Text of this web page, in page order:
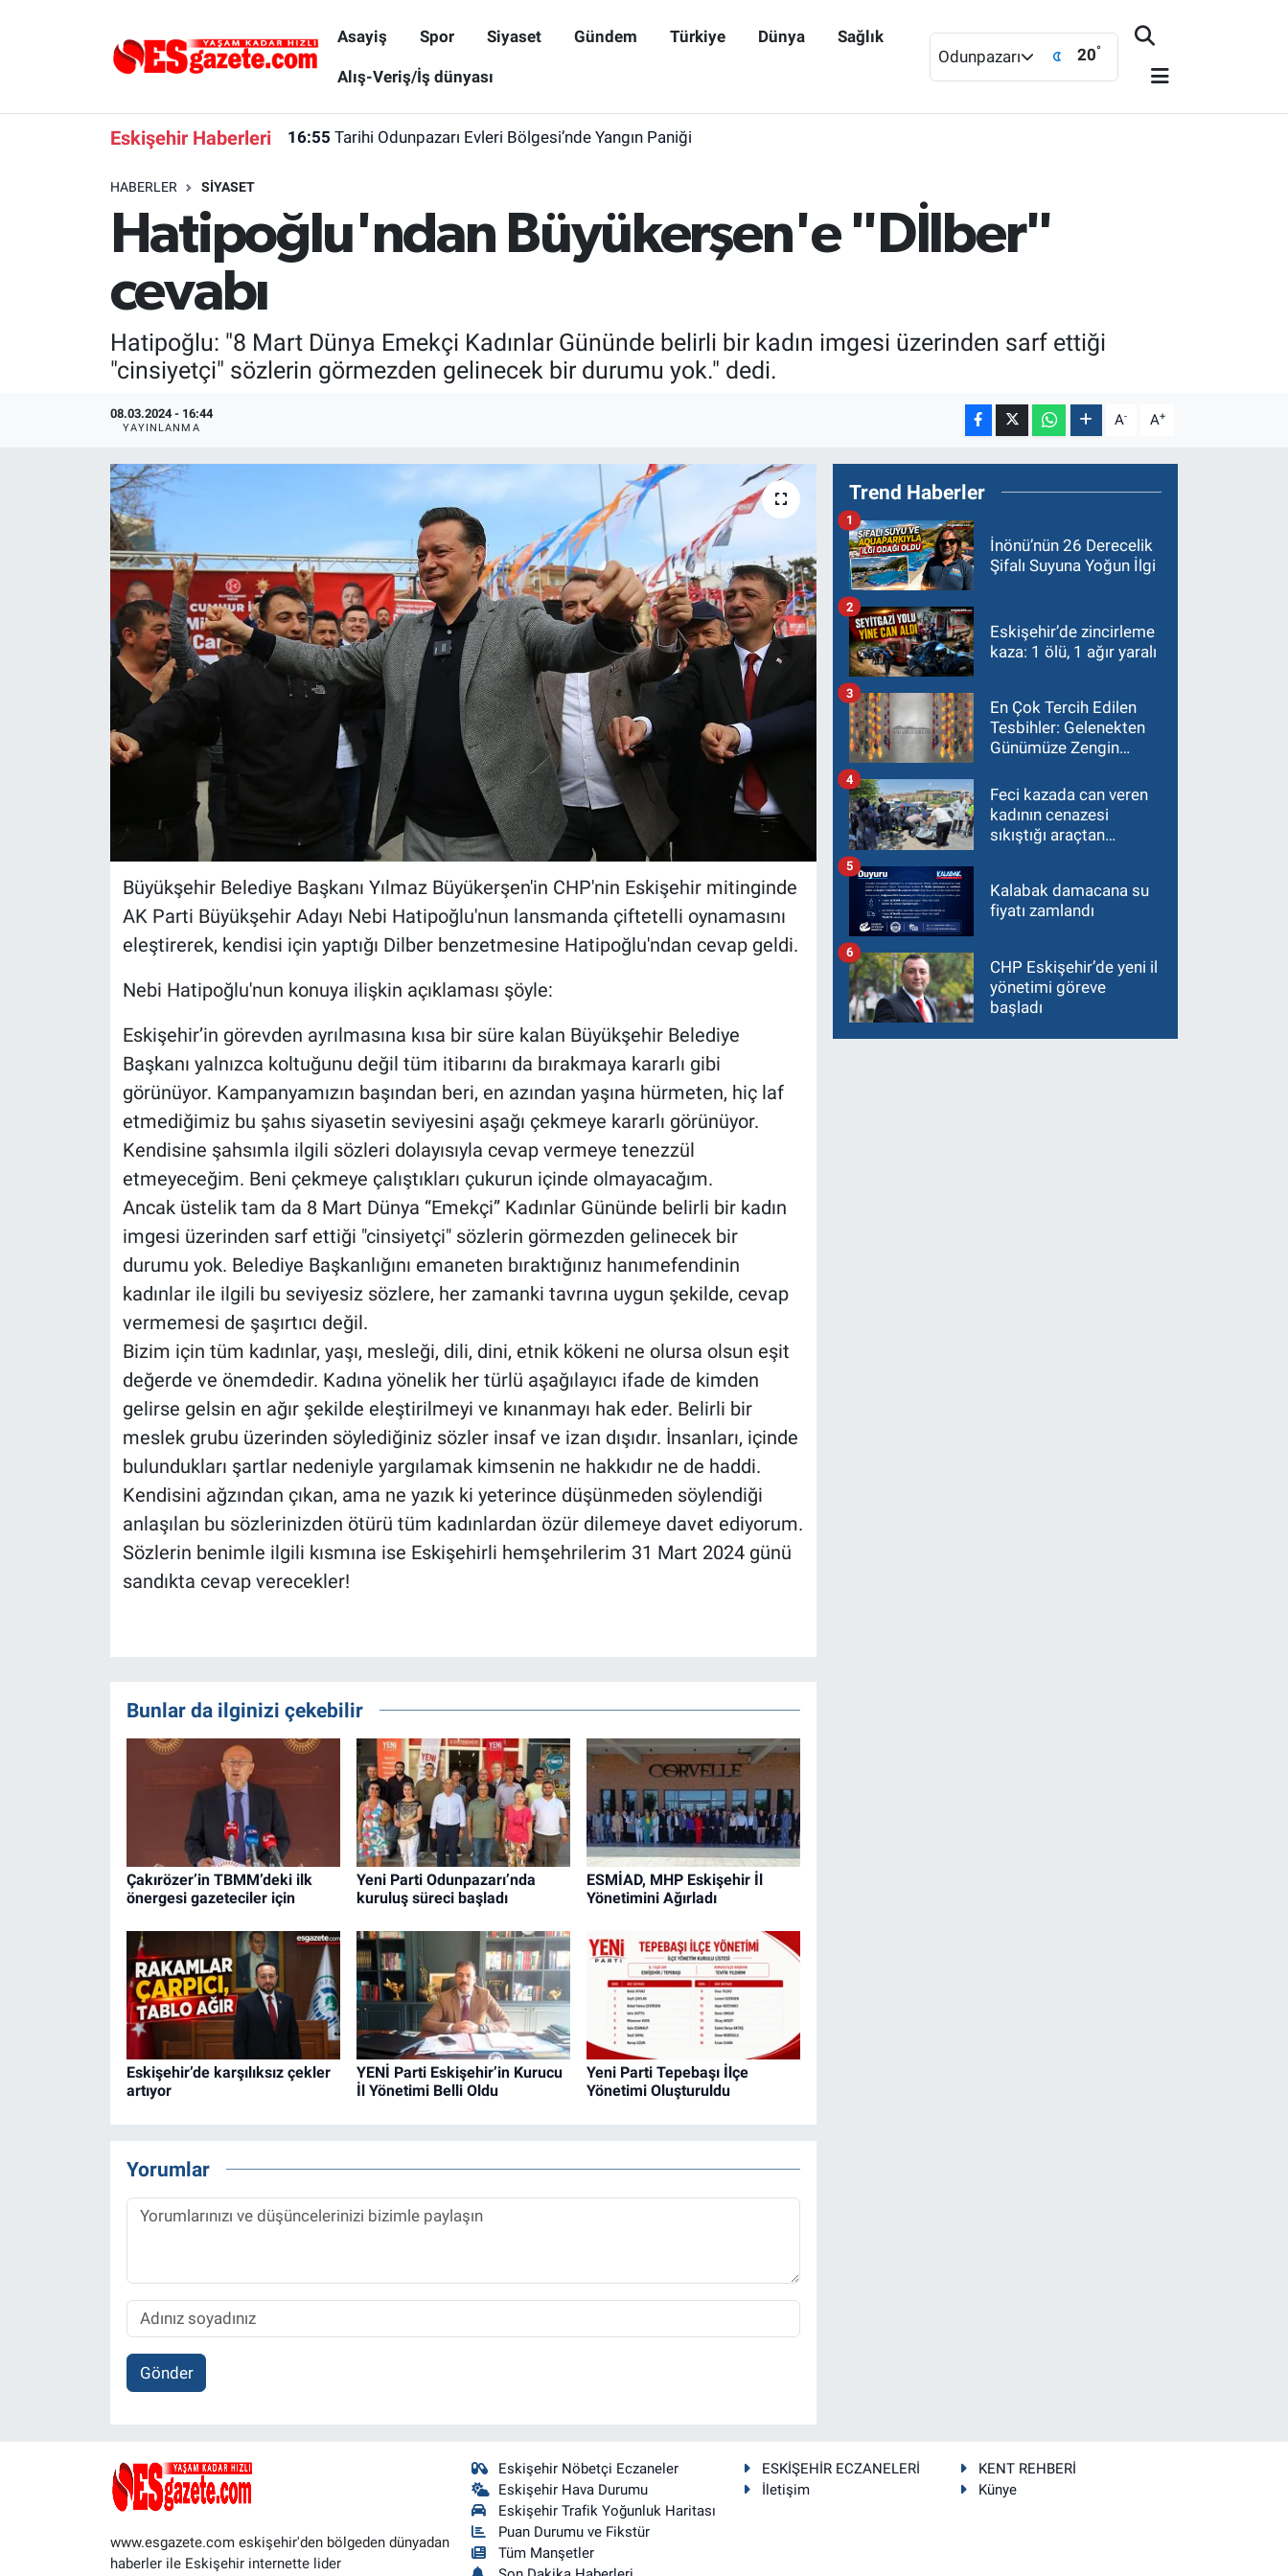
Asayiş Spor Siyaset Gündem Türkiye Dünya Sağlık
Alış-Veriş/İş dünyası
Odunpazarı 20°
Eskişehir Haberleri 16:55 Tarihi Odunpazarı Evleri Bölgesi’nde Yangın Paniği
HABERLER SIYASET
Hatipoğlu'ndan Büyükerşen'e "Dİlber"
cevabı
Hatipoğlu: "8 Mart Dünya Emekçi Kadınlar Gününde belirli bir kadın imgesi üzerinden sarf ettiği
"cinsiyetçi" sözlerin görmezden gelinecek bir durumu yok." dedi.
08.03.2024 - 16:44
YAYINLANMA A- A+
Büyükşehir Belediye Başkanı Yılmaz Büyükerşen'in CHP'nin Eskişehir mitinginde
AK Parti Büyükşehir Adayı Nebi Hatipoğlu'nun lansmanda çiftetelli oynamasını
eleştirerek, kendisi için yaptığı Dilber benzetmesine Hatipoğlu'ndan cevap geldi.
Nebi Hatipoğlu'nun konuya ilişkin açıklaması şöyle:
Eskişehir’in görevden ayrılmasına kısa bir süre kalan Büyükşehir Belediye
Başkanı yalnızca koltuğunu değil tüm itibarını da bırakmaya kararlı gibi
görünüyor. Kampanyamızın başından beri, en azından yaşına hürmeten, hiç laf
etmediğimiz bu şahıs siyasetin seviyesini aşağı çekmeye kararlı görünüyor.
Kendisine şahsımla ilgili sözleri dolayısıyla cevap vermeye tenezzül
etmeyeceğim. Beni çekmeye çalıştıkları çukurun içinde olmayacağım.
Ancak üstelik tam da 8 Mart Dünya “Emekçi” Kadınlar Gününde belirli bir kadın
imgesi üzerinden sarf ettiği "cinsiyetçi" sözlerin görmezden gelinecek bir
durumu yok. Belediye Başkanlığını emaneten bıraktığınız hanımefendinin
kadınlar ile ilgili bu seviyesiz sözlere, her zamanki tavrına uygun şekilde, cevap
vermemesi de şaşırtıcı değil.
Bizim için tüm kadınlar, yaşı, mesleği, dili, dini, etnik kökeni ne olursa olsun eşit
değerde ve önemdedir. Kadına yönelik her türlü aşağılayıcı ifade de kimden
gelirse gelsin en ağır şekilde eleştirilmeyi ve kınanmayı hak eder. Belirli bir
meslek grubu üzerinden söylediğiniz sözler insaf ve izan dışıdır. İnsanları, içinde
bulundukları şartlar nedeniyle yargılamak kimsenin ne hakkıdır ne de haddi.
Kendisini ağzından çıkan, ama ne yazık ki yeterince düşünmeden söylendiği
anlaşılan bu sözlerinizden ötürü tüm kadınlardan özür dilemeye davet ediyorum.
Sözlerin benimle ilgili kısmına ise Eskişehirli hemşehrilerim 31 Mart 2024 günü
sandıkta cevap verecekler!
Bunlar da ilginizi çekebilir
Çakırözer’in TBMM’deki ilk
önergesi gazeteciler için
Yeni Parti Odunpazarı’nda
kuruluş süreci başladı
ESMİAD, MHP Eskişehir İl
Yönetimini Ağırladı
Eskişehir’de karşılıksız çekler
artıyor
YENİ Parti Eskişehir’in Kurucu
İl Yönetimi Belli Oldu
Yeni Parti Tepebaşı İlçe
Yönetimi Oluşturuldu
Yorumlar
Gönder
Trend Haberler
İnönü’nün 26 Derecelik
Şifalı Suyuna Yoğun İlgi
1
Eskişehir’de zincirleme
kaza: 1 ölü, 1 ağır yaralı
2
En Çok Tercih Edilen
Tesbihler: Gelenekten
Günümüze Zengin
3
Feci kazada can veren
kadının cenazesi
sıkıştığı araçtan
4
Kalabak damacana su
fiyatı zamlandı
5
CHP Eskişehir’de yeni il
yönetimi göreve
başladı
6
www.esgazete.com eskişehir'den bölgeden dünyadan
haberler ile Eskişehir internette lider
Eskişehir Nöbetçi Eczaneler
Eskişehir Hava Durumu
Eskişehir Trafik Yoğunluk Haritası
Puan Durumu ve Fikstür
Tüm Manşetler
ESKİŞEHİR ECZANELERİ
KENT REHBERİ
İletişim
Künye
Alış-Veriş/İş dünyası
Eskişehirspor Arşivi
Ekonomi
Kültür Sanat
Politika
Kütahya
Eskişehir Nöbetçi Eczaneler
Süper Lig Puan Durumu ve Fikstür
Haber Arşivi